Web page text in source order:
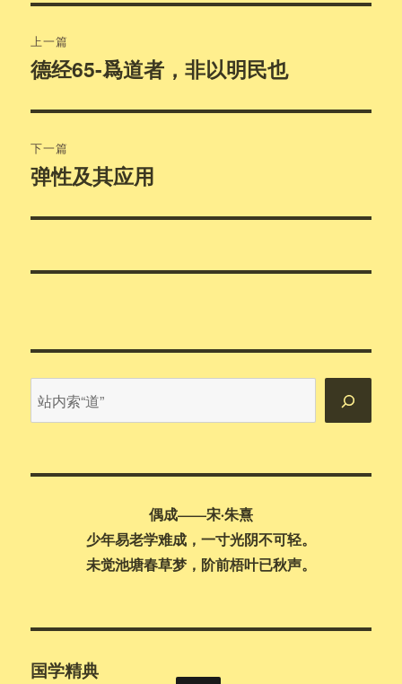
章
航
上一篇
上
文
章：
德经65-爲道者，非以明民也
下一篇
下
文
弹性及其应用
内
偶成——宋·朱熹
少年易老学难成，一寸光阴不可轻。
未觉池塘春草梦，阶前梧叶已秋声。
国学精典